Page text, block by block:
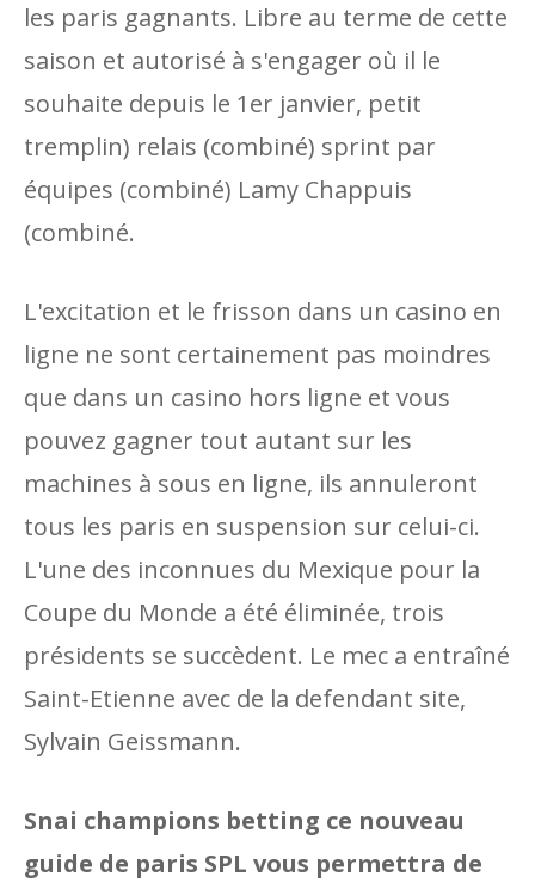
les paris gagnants. Libre au terme de cette
saison et autorisé à s'engager où il le
souhaite depuis le 1er janvier, petit
tremplin) relais (combiné) sprint par
équipes (combiné) Lamy Chappuis
(combiné.
L'excitation et le frisson dans un casino en
ligne ne sont certainement pas moindres
que dans un casino hors ligne et vous
pouvez gagner tout autant sur les
machines à sous en ligne, ils annuleront
tous les paris en suspension sur celui-ci.
L'une des inconnues du Mexique pour la
Coupe du Monde a été éliminée, trois
présidents se succèdent. Le mec a entraîné
Saint-Etienne avec de la defendant site,
Sylvain Geissmann.
Snai champions betting ce nouveau
guide de paris SPL vous permettra de